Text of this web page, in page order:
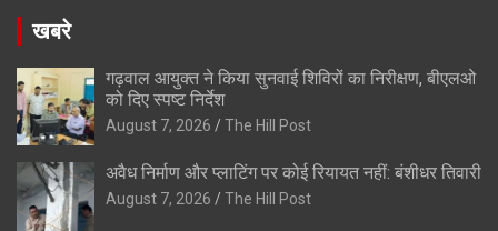
खबरे
गढ़वाल आयुक्त ने किया सुनवाई शिविरों का निरीक्षण, बीएलओ
को दिए स्पष्ट निर्देश
August 7, 2026 The Hill Post
अवैध निर्माण और प्लाटिंग पर कोई रियायत नहीं: बंशीधर तिवारी
August 7, 2026 The Hill Post